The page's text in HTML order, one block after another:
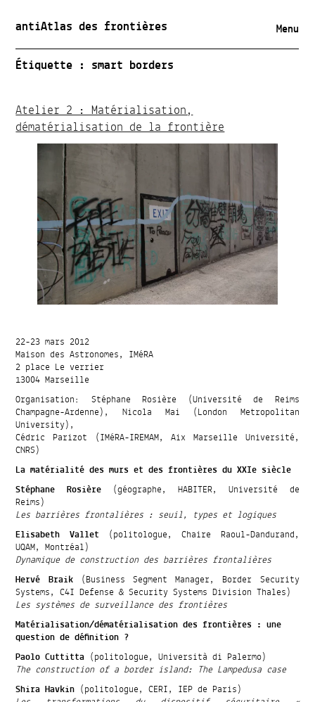
antiAtlas des frontières Menu
Étiquette : smart borders
Atelier 2 : Matérialisation,
dématérialisation de la frontière
22-23 mars 2012
Maison des Astronomes, IMéRA
2 place Le verrier
13004 Marseille
Organisation: Stéphane Rosière (Université de Reims
Champagne-Ardenne), Nicola Mai (London Metropolitan
University),
Cédric Parizot (IMéRA-IREMAM, Aix Marseille Université,
CNRS)
La matérialité des murs et des frontières du XXIe siècle
Stéphane Rosière(géographe, HABITER, Université de
Reims)
Les barrières frontalières : seuil, types et logiques
Elisabeth Vallet (politologue, Chaire Raoul-Dandurand,
UQAM, Montréal)
Dynamique de construction des barrières frontalières
Hervé Braik(Business Segment Manager, Border Security
Systems, C4I Defense & Security Systems Division Thales)
Les systèmes de surveillance des frontières
Matérialisation/dématérialisation des frontières : une
question de définition ?
Paolo Cuttitta (politologue, Università di Palermo)
The construction of a border island: The Lampedusa case
Shira Havkin (politologue, CERI, IEP de Paris)